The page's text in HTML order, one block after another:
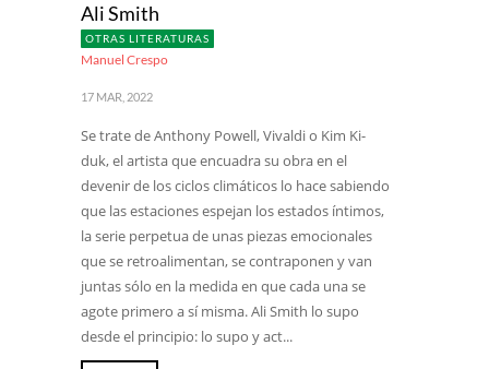
Ali Smith
OTRAS LITERATURAS
Manuel Crespo
17 MAR, 2022
Se trate de Anthony Powell, Vivaldi o Kim Ki-
duk, el artista que encuadra su obra en el
devenir de los ciclos climáticos lo hace sabiendo
que las estaciones espejan los estados íntimos,
la serie perpetua de unas piezas emocionales
que se retroalimentan, se contraponen y van
juntas sólo en la medida en que cada una se
agote primero a sí misma. Ali Smith lo supo
desde el principio: lo supo y act...